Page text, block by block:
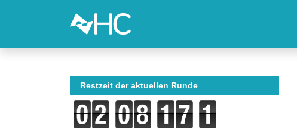
Restzeit der aktuellen Runde